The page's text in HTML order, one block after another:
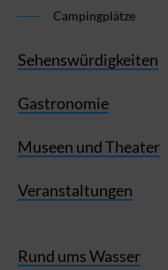
Campingplätze
Sehenswürdigkeiten
Gastronomie
Museen und Theater
Veranstaltungen
Rund ums Wasser